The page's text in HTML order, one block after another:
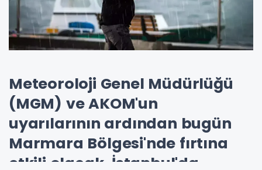
Meteoroloji Genel Müdürlüğü
(MGM) ve AKOM'un
uyarılarının ardından bugün
Marmara Bölgesi'nde fırtına
etkili olacak. İstanbul'da